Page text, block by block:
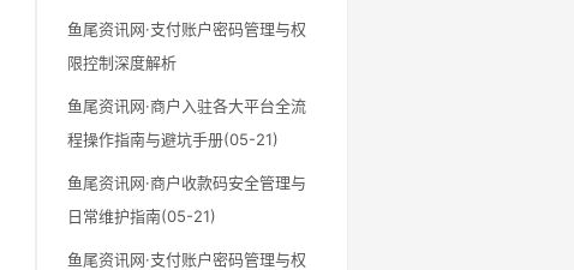
鱼尾资讯网·支付账户密码管理与权
限控制深度解析
鱼尾资讯网·商户入驻各大平台全流
程操作指南与避坑手册(05-21)
鱼尾资讯网·商户收款码安全管理与
日常维护指南(05-21)
鱼尾资讯网·支付账户密码管理与权